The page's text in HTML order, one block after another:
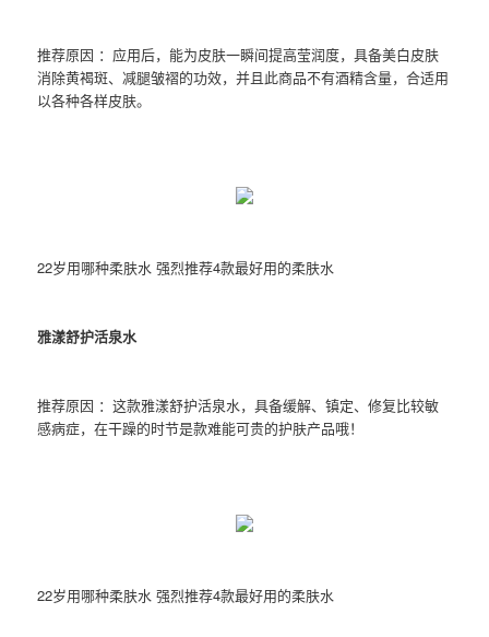
推荐原因 ：应用后，能为皮肤一瞬间提高莹润度，具备美白皮肤
消除黄褐斑、减腿皱褶的功效，并且此商品不有酒精含量，合适用
以各种各样皮肤。
22岁用哪种柔肤水 强烈推荐4款最好用的柔肤水
雅漾舒护活泉水
推荐原因 ：这款雅漾舒护活泉水，具备缓解、镇定、修复比较敏
感病症，在干躁的时节是款难能可贵的护肤产品哦！
22岁用哪种柔肤水 强烈推荐4款最好用的柔肤水